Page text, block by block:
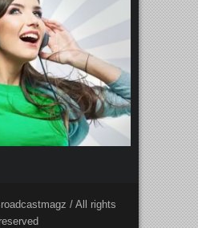
/ All rights
reserved